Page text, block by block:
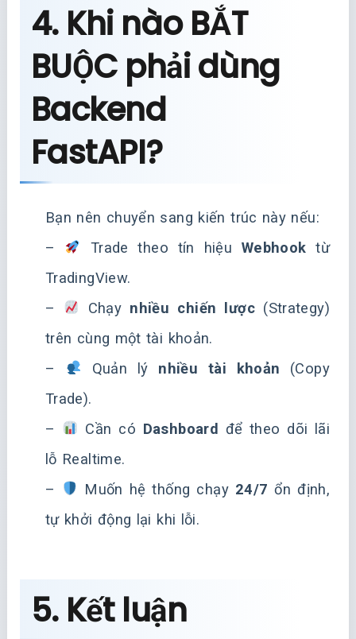
4. Khi nào BẮT
BUỘC phải dùng
Backend
FastAPI?
Bạn nên chuyển sang kiến trúc này nếu:
–
Trade theo tín hiệu Webhook từ
TradingView.
–
Chạy nhiều chiến lược (Strategy)
trên cùng một tài khoản.
–
Quản lý nhiều tài khoản (Copy
Trade).
–
Cần có Dashboard để theo dõi lãi
lỗ Realtime.
–
Muốn hệ thống chạy 24/7 ổn định,
tự khởi động lại khi lỗi.
5. Kết luận